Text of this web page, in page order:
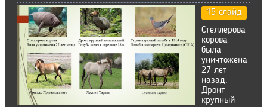
15 слайд
Стеллерова
корова
была
уничтожена
27 лет
назад.
Дронт
крупный